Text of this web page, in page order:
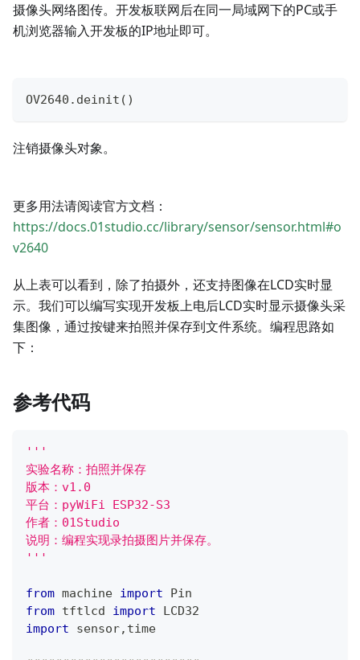
摄像头网络图传。开发板联网后在同一局域网下的PC或手
机浏览器输入开发板的IP地址即可。
OV2640 . deinit ( )
注销摄像头对象。
更多用法请阅读官方文档：
https://docs.01studio.cc/library/sensor/sensor.html#o
v2640
从上表可以看到，除了拍摄外，还支持图像在LCD实时显
示。我们可以编写实现开发板上电后LCD实时显示摄像头采
集图像，通过按键来拍照并保存到文件系统。编程思路如
下：
参考代码
'''
实验名称：拍照并保存
版本：v1.0
平台：pyWiFi ESP32-S3
作者：01Studio
说明：编程实现录拍摄图片并保存。
'''
from machine import Pin
from tftlcd import LCD32
import sensor, time